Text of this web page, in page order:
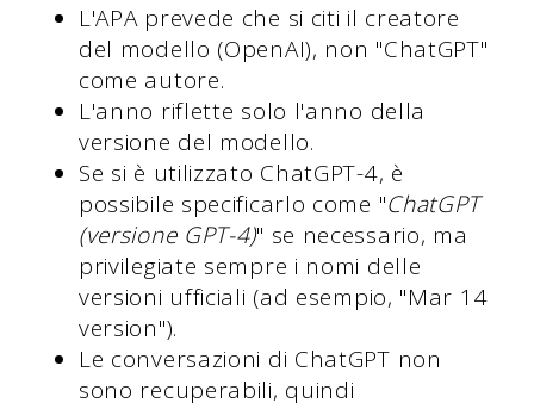
L'APA prevede che si citi il creatore
del modello (OpenAI), non "ChatGPT"
come autore.
L'anno riflette solo l'anno della
versione del modello.
Se si è utilizzato ChatGPT-4, è
possibile specificarlo come "ChatGPT
(versione GPT-4)" se necessario, ma
privilegiate sempre i nomi delle
versioni ufficiali (ad esempio, "Mar 14
version").
Le conversazioni di ChatGPT non
sono recuperabili, quindi